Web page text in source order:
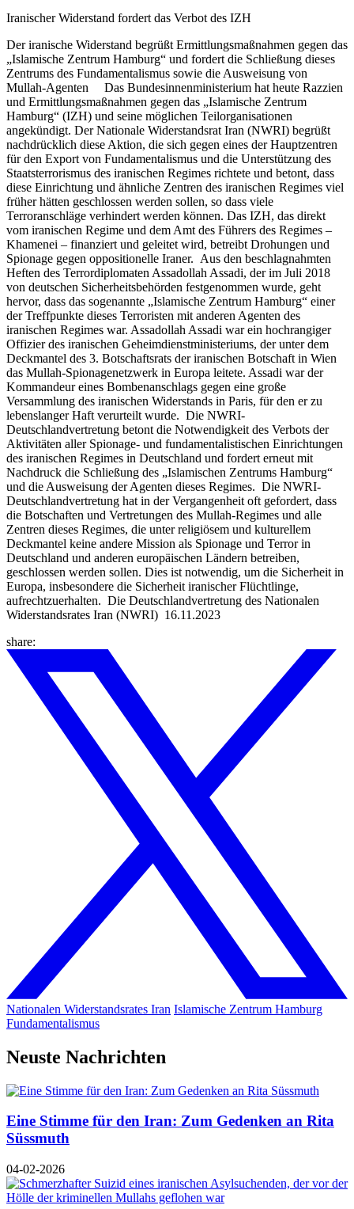
Iranischer Widerstand fordert das Verbot des IZH
Der iranische Widerstand begrüßt Ermittlungsmaßnahmen gegen das
„Islamische Zentrum Hamburg“ und fordert die Schließung dieses
Zentrums des Fundamentalismus sowie die Ausweisung von
Mullah-Agenten Das Bundesinnenministerium hat heute Razzien
und Ermittlungsmaßnahmen gegen das „Islamische Zentrum
Hamburg“ (IZH) und seine möglichen Teilorganisationen
angekündigt. Der Nationale Widerstandsrat Iran (NWRI) begrüßt
nachdrücklich diese Aktion, die sich gegen eines der Hauptzentren
für den Export von Fundamentalismus und die Unterstützung des
Staatsterrorismus des iranischen Regimes richtete und betont, dass
diese Einrichtung und ähnliche Zentren des iranischen Regimes viel
früher hätten geschlossen werden sollen, so dass viele
Terroranschläge verhindert werden können. Das IZH, das direkt
vom iranischen Regime und dem Amt des Führers des Regimes –
Khamenei – finanziert und geleitet wird, betreibt Drohungen und
Spionage gegen oppositionelle Iraner. Aus den beschlagnahmten
Heften des Terrordiplomaten Assadollah Assadi, der im Juli 2018
von deutschen Sicherheitsbehörden festgenommen wurde, geht
hervor, dass das sogenannte „Islamische Zentrum Hamburg“ einer
der Treffpunkte dieses Terroristen mit anderen Agenten des
iranischen Regimes war. Assadollah Assadi war ein hochrangiger
Offizier des iranischen Geheimdienstministeriums, der unter dem
Deckmantel des 3. Botschaftsrats der iranischen Botschaft in Wien
das Mullah-Spionagenetzwerk in Europa leitete. Assadi war der
Kommandeur eines Bombenanschlags gegen eine große
Versammlung des iranischen Widerstands in Paris, für den er zu
lebenslanger Haft verurteilt wurde. Die NWRI-
Deutschlandvertretung betont die Notwendigkeit des Verbots der
Aktivitäten aller Spionage- und fundamentalistischen Einrichtungen
des iranischen Regimes in Deutschland und fordert erneut mit
Nachdruck die Schließung des „Islamischen Zentrums Hamburg“
und die Ausweisung der Agenten dieses Regimes. Die NWRI-
Deutschlandvertretung hat in der Vergangenheit oft gefordert, dass
die Botschaften und Vertretungen des Mullah-Regimes und alle
Zentren dieses Regimes, die unter religiösem und kulturellem
Deckmantel keine andere Mission als Spionage und Terror in
Deutschland und anderen europäischen Ländern betreiben,
geschlossen werden sollen. Dies ist notwendig, um die Sicherheit in
Europa, insbesondere die Sicherheit iranischer Flüchtlinge,
aufrechtzuerhalten. Die Deutschlandvertretung des Nationalen
Widerstandsrates Iran (NWRI) 16.11.2023
share:
Nationalen Widerstandsrates Iran Islamische Zentrum Hamburg
Fundamentalismus
Neuste Nachrichten
Eine Stimme für den Iran: Zum Gedenken an Rita
Süssmuth
04-02-2026